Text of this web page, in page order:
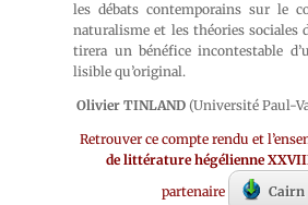
les débats contemporains sur le
naturalisme et les théories sociales
tirera un bénéfice incontestable
lisible qu’original.
Olivier TINLAND(Université Paul-
Retrouver ce compte rendu et
de littérature hégélienne
partenaire
Cairn